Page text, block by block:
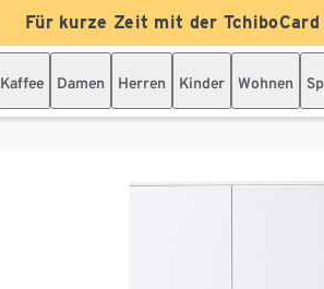
Für kurze Zeit mit der
Kaffee Damen Herren Kinder Wohnen